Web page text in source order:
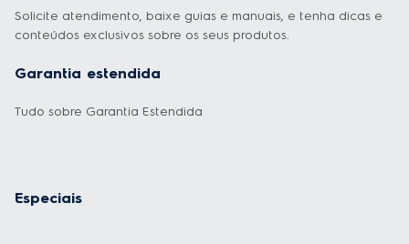
Solicite atendimento, baixe guias e manuais, e tenha dicas e
conteúdos exclusivos sobre os seus produtos.
Garantia estendida
Tudo sobre Garantia Estendida
Especiais